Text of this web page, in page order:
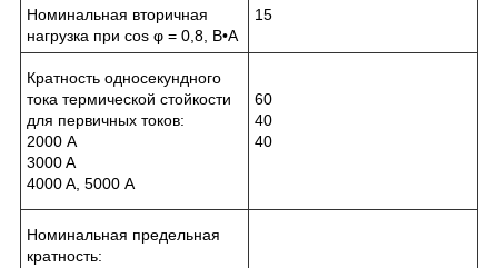
Номинальная вторичная
нагрузка при cos φ = 0,8, В•А
15
Кратность односекундного
тока термической стойкости
для первичных токов:
2000 A
3000 A
4000 A, 5000 А
60
40
40
Номинальная предельная
кратность: